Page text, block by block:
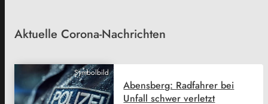
Aktuelle Corona-Nachrichten
Symbolbild
Abensberg: Radfahrer bei
Unfall schwer verletzt